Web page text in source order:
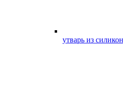
утварь из